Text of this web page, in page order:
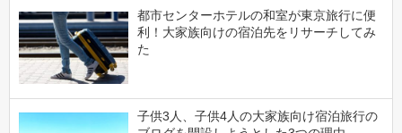
都市センターホテルの和室が東京旅行に便
利！大家族向けの宿泊先をリサーチしてみ
た
子供3人、子供4人の大家族向け宿泊旅行の